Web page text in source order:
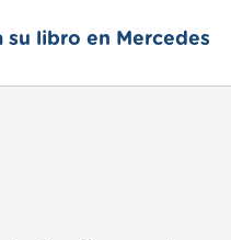
libro en Mercedes